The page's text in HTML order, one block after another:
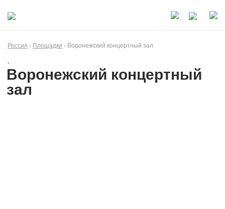
Россия › Площадки › Воронежский концертный зал
•Воронежский концертный
зал